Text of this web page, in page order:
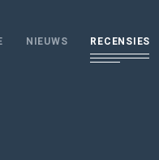
NIEUWS RECENSIES